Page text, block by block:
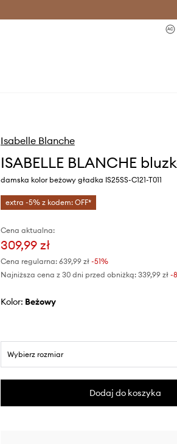
Isabelle Blanche
ISABELLE BLANCHE
damska kolor beżowy gładka IS25SS-C121-T011
extra -5% z kodem: OFF*
Cena aktualna:
309,99 zł
Cena regularna: 639,99 zł-51%
Najniższa cena z 30 dni przed obniżką: 339,99 zł -
Kolor: beżowy
Wybierz rozmiar
Dodaj do koszyka